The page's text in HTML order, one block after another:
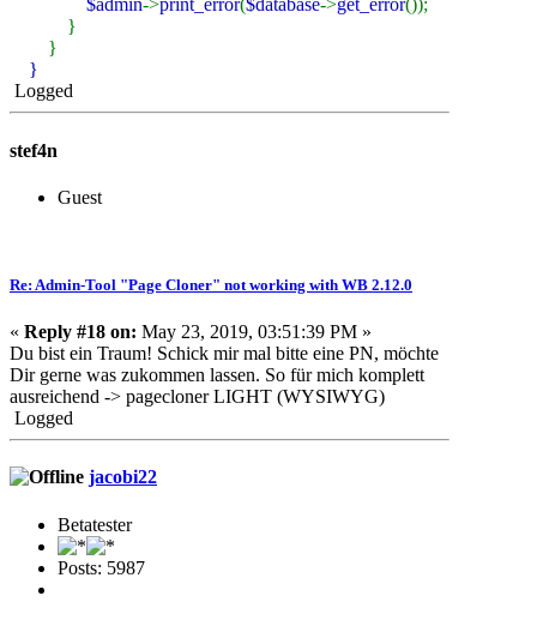
$admin->print_error($database->get_error());
}
}
}
Logged
stef4n
Guest
Re: Admin-Tool "Page Cloner" not working with WB 2.12.0
« Reply #18 on: May 23, 2019, 03:51:39 PM »
Du bist ein Traum! Schick mir mal bitte eine PN, möchte
Dir gerne was zukommen lassen. So für mich komplett
ausreichend -> pagecloner LIGHT (WYSIWYG)
Logged
jacobi22
Betatester
Posts: 5987